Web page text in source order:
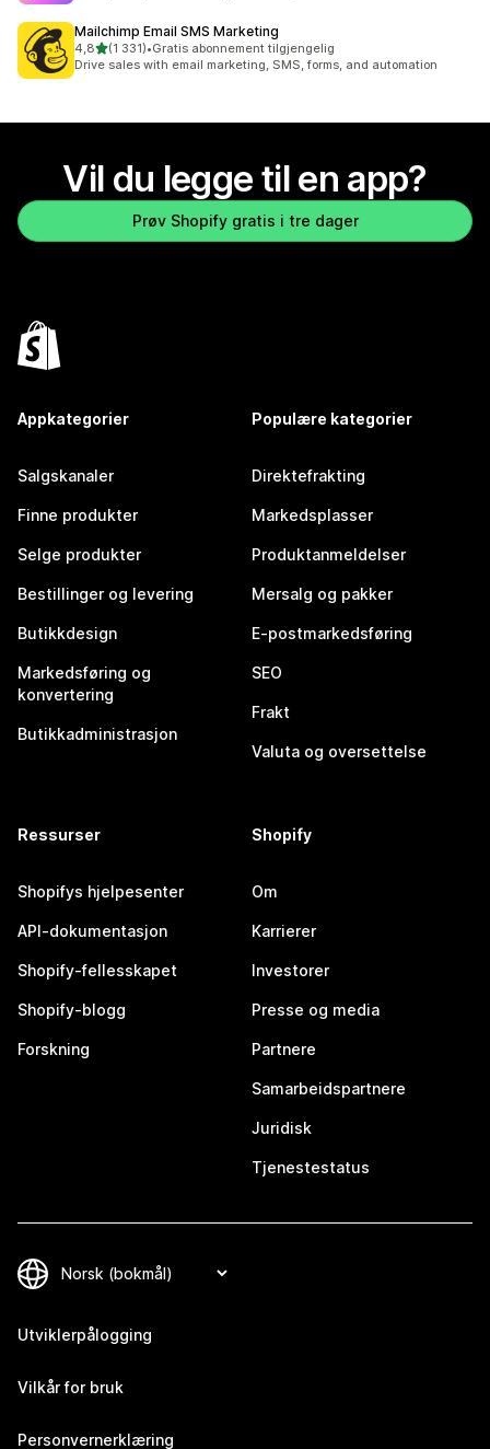
Mailchimp Email SMS Marketing
4,8av 5 stjerner
(1 331)
Totalt 1331 omtaler
•Gratis abonnement tilgjengelig
Drive sales with email marketing, SMS, forms, and automation
Vil du legge til en app?
Prøv Shopify gratis i tre dager
Appkategorier
Salgskanaler
Finne produkter
Selge produkter
Bestillinger og levering
Butikkdesign
Markedsføring og
konvertering
Butikkadministrasjon
Populære kategorier
Direktefrakting
Markedsplasser
Produktanmeldelser
Mersalg og pakker
E-postmarkedsføring
SEO
Frakt
Valuta og oversettelse
Ressurser
Shopifys hjelpesenter
API-dokumentasjon
Shopify-fellesskapet
Shopify-blogg
Forskning
Shopify
Om
Karrierer
Investorer
Presse og media
Partnere
Samarbeidspartnere
Juridisk
Tjenestestatus
Utviklerpålogging
Vilkår for bruk
Personvernerklæring